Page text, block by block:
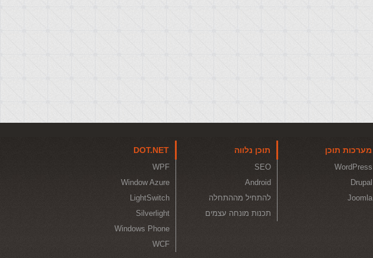
מערכות תוכן
WordPress
Drupal
Joomla
תוכן נלווה
SEO
Android
להתחיל מההתחלה
תכנות מונחה עצמים
DOT.NET
WPF
Window Azure
LightSwitch
Silverlight
Windows Phone
WCF